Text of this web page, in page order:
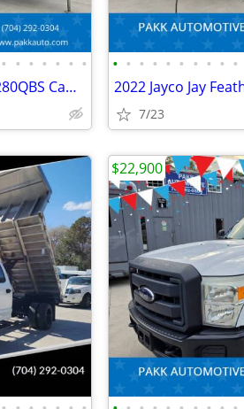
• • • • • • •
2023 Cruiser RV Shadow Cruiser 280QBS Camper Camping Travel Trailer
• • • • • • • • • •
7/23
$22,900